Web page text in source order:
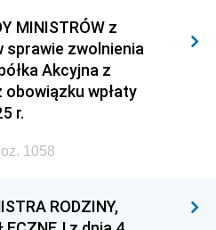
2009
2006
2003
1991
MINISTRÓW z
sprawie zwolnienia
Akcyjna z
wpłaty
r.
1058
RODZINY,